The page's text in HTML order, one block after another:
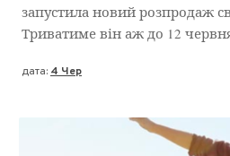
запустила новий розпродаж
Триватиме він аж до 12
дата:4 Чер